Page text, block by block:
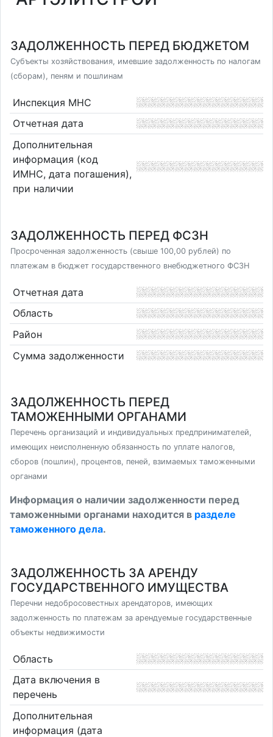
ЗАДОЛЖЕННОСТЬ ПЕРЕД БЮДЖЕТОМ
Субъекты хозяйствования, имевшие задолженность по налогам
(сборам), пеням и пошлинам
Инспекция МНС
Отчетная дата
Дополнительная
информация (код
ИМНС, дата погашения),
при наличии
ЗАДОЛЖЕННОСТЬ ПЕРЕД ФСЗН
Просроченная задолженность (свыше 100,00 рублей) по
платежам в бюджет государственного внебюджетного ФСЗН
Отчетная дата
Область
Район
Сумма задолженности
ЗАДОЛЖЕННОСТЬ ПЕРЕД
ТАМОЖЕННЫМИ ОРГАНАМИ
Перечень организаций и индивидуальных предпринимателей,
имеющих неисполненную обязанность по уплате налогов,
сборов (пошлин), процентов, пеней, взимаемых таможенными
органами
Информация о наличии задолженности перед
таможенными органами находится в разделе
таможенного дела.
ЗАДОЛЖЕННОСТЬ ЗА АРЕНДУ
ГОСУДАРСТВЕННОГО ИМУЩЕСТВА
Перечни недобросовестных арендаторов, имеющих
задолженность по платежам за арендуемые государственные
объекты недвижимости
Область
Дата включения в
перечень
Дополнительная
информация (дата